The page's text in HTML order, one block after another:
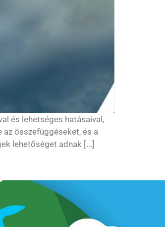
és lehetséges hatásaival,
összefüggéseket, és a
lehetőséget adnak [...]